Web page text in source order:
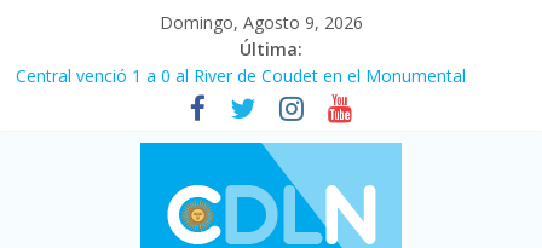
Domingo, Agosto 9, 2026
Última:
Central venció 1 a 0 al River de Coudet en el Monumental
La morosidad alcanzó su nivel más alto en dos décadas y ya
afecta a 400 mil deudores en Santa Fe
Desde que asumió Milei cerraron 41.000 kioscos: el sector
denuncia crisis como en 2001
Vacaciones de invierno con más movimiento y consumo
turístico: 4,6 millones de personas viajaron por el país, un 5,9%